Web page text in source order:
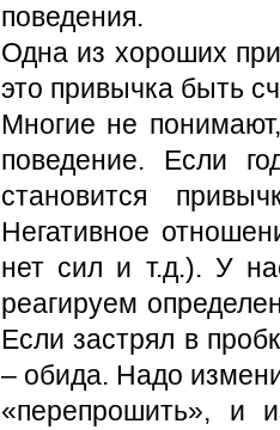
поведения.
Одна из хороших
это привычка быть
Многие не
поведение. Если
становится
Негативное
нет сил и т.д.). У
реагируем
Если застрял в
– обида. Надо
«перепрошить», и